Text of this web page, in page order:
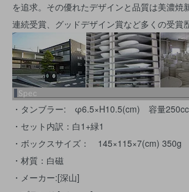
を追求。その優れたデザインと品質は美濃焼
連続受賞、グッドデザイン賞など多くの受賞
・タンブラー: φ6.5×H10.5(cm) 容量250cc
・セット内訳：白1+緑1
・ボックスサイズ： 145×115×7(cm) 350g
・材質：白磁
・メーカー:[深山]